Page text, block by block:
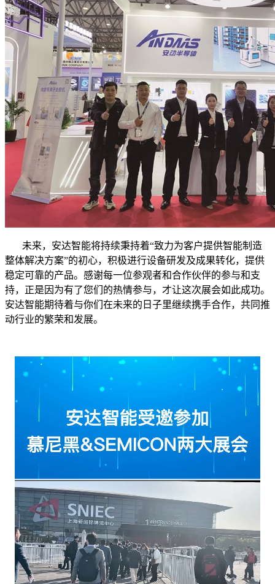
未来，安达智能将持续秉持着“致力为客户提供智能制造
整体解决方案”的初心，积极进行设备研发及成果转化，提供
稳定可靠的产品。感谢每一位参观者和合作伙伴的参与和支
持，正是因为有了您们的热情参与，才让这次展会如此成功。
安达智能期待着与你们在未来的日子里继续携手合作，共同推
动行业的繁荣和发展。